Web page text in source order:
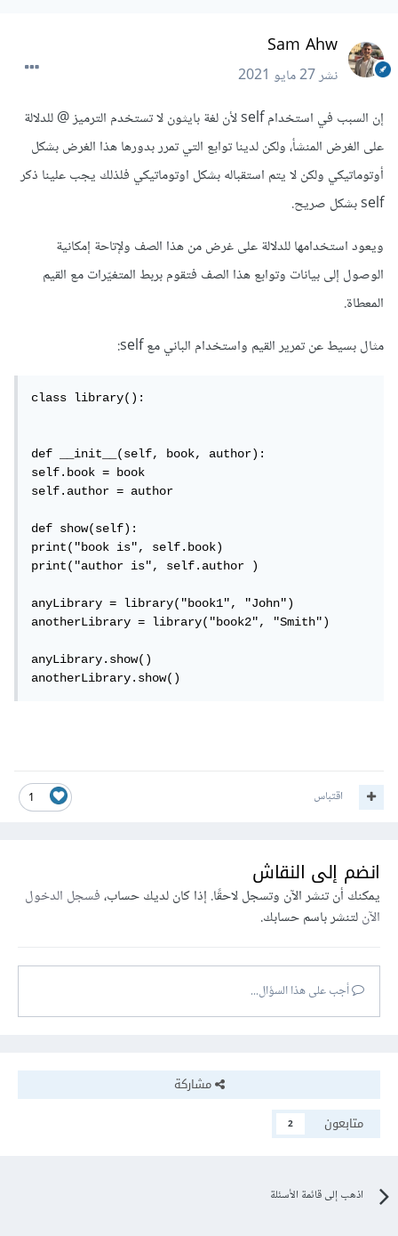
Sam Ahw
نشر27 مايو 2021
إن السبب في استخدام self لأن لغة بايثون لا تستخدم الترميز @ للدلالة
على الغرض المنشأ، ولكن لدينا توابع التي تمرر بدورها هذا الغرض بشكل
أوتوماتيكي ولكن لا يتم استقباله بشكل اوتوماتيكي فلذلك يجب علينا ذكر
self بشكل صريح.
ويعود استخدامها للدلالة على غرض من هذا الصف ولإتاحة إمكانية
الوصول إلى بيانات وتوابع هذا الصف فتقوم بربط المتغيّرات مع القيم
المعطاة.
مثال بسيط عن تمرير القيم واستخدام الباني مع self:
class library():
def __init__(self, book, author):
self.book = book
self.author = author
def show(self):
print("book is", self.book)
print("author is", self.author )
anyLibrary = library("book1", "John")
anotherLibrary = library("book2", "Smith")
anyLibrary.show()
anotherLibrary.show()
1 اقتباس
انضم إلى النقاش
يمكنك أن تنشر الآن وتسجل لاحقًا. إذا كان لديك حساب،فسجل الدخول
الآنلتنشر باسم حسابك.
أجب على هذا السؤال...
مشاركة
متابعون
2
اذهب إلى قائمة الأسئلة